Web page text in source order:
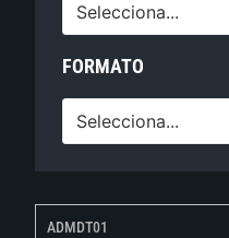
Selecciona...
FORMATO
Selecciona...
ADMDT01